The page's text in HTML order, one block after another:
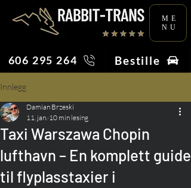
ME
NU
606 295 264 Bestille
Innlegg
Taxi Warszawa Chopin
lufthavn – En komplett guide
til flyplasstaxier i
Damian Brzeski
11. jan. 10 min lesing